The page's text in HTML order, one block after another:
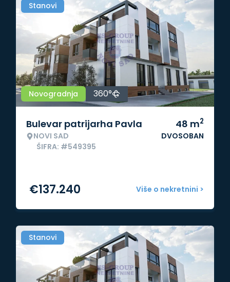
Stanovi
Novogradnja 360°
Bulevar patrijarha Pavla
NOVI SAD
ŠIFRA: #549395
48 m2
DVOSOBAN
Više o nekretnini >
€137.240
Stanovi